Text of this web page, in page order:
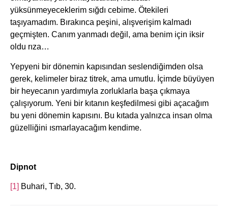
yüksünmeyeceklerim sığdı cebime. Ötekileri
taşıyamadım. Bırakınca peşini, alışverişim kalmadı
geçmişten. Canım yanmadı değil, ama benim için iksir
oldu rıza…
Yepyeni bir dönemin kapısından seslendiğimden olsa
gerek, kelimeler biraz titrek, ama umutlu. İçimde büyüyen
bir heyecanın yardımıyla zorluklarla başa çıkmaya
çalışıyorum. Yeni bir kıtanın keşfedilmesi gibi açacağım
bu yeni dönemin kapısını. Bu kıtada yalnızca insan olma
güzelliğini ısmarlayacağım kendime.
Dipnot
[1] Buhari, Tıb, 30.